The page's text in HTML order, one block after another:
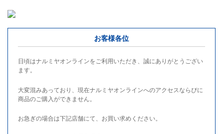
お客様各位
日頃はナルミヤオンラインをご利用いただき、誠にありがとうござい
ます。
大変混みあっており、現在ナルミヤオンラインへのアクセスならびに
商品のご購入ができません。
お急ぎの場合は下記店舗にて、お買い求めください。